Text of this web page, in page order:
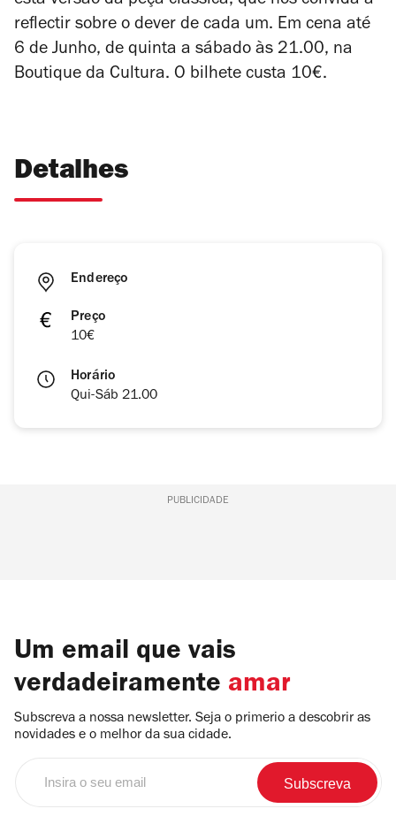
reflectir sobre o dever de cada um. Em cena até
6 de Junho, de quinta a sábado às 21.00, na
Boutique da Cultura. O bilhete custa 10€.
Detalhes
Endereço
Preço
10€
Horário
Qui-Sáb 21.00
PUBLICIDADE
Um email que vais
verdadeiramente amar
Subscreva a nossa newsletter. Seja o primerio a descobrir as
novidades e o melhor da sua cidade.